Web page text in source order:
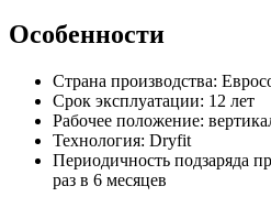
Особенности
Страна производства:
Срок эксплуатации: 12 лет
Рабочее положение:
Технология: Dryfit
Периодичность подзаряда
раз в 6 месяцев